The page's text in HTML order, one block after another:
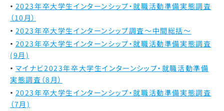
2023年卒大学生インターンシップ・就職活動準備実態調査
（10月）
2023年卒大学生インターンシップ調査～中間総括～
2023年卒大学生インターンシップ・就職活動準備実態調査
(9月)
マイナビ2023年卒大学生インターンシップ・就職活動準備
実態調査（8月）
2023年卒大学生インターンシップ・就職活動準備実態調査
（7月)